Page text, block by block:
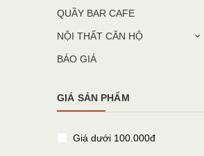
QUẦY BAR CAFE
NỘI THẤT CĂN HỘ
BÁO GIÁ
GIÁ SẢN PHẨM
Giá dưới 100.000đ